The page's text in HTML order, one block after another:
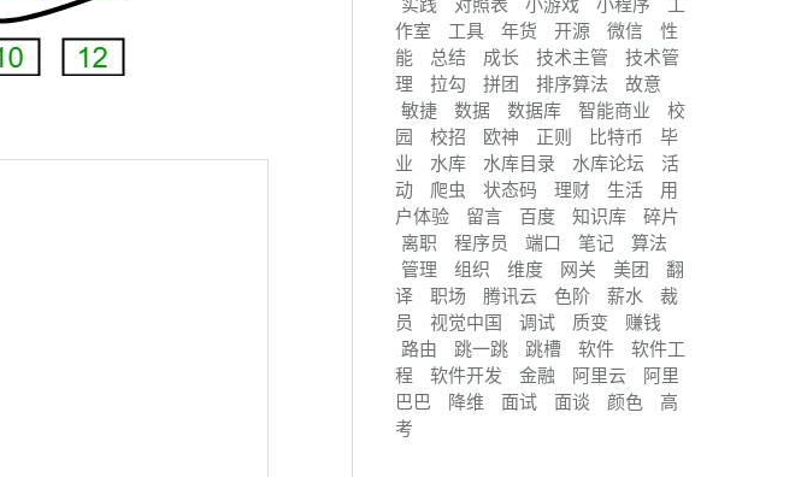
作室
工具 年货 开源 微信
性
能
总结 成长 技术主管
技术管
理
拉勾 拼团 排序算法
故意
敏捷
数据 数据库 智能商业
校
园
校招 欧神 正则 比特币
毕
业
水库 水库目录 水库论坛
活
动
爬虫 状态码 理财 生活
用
户体验
留言 百度 知识库
碎片
离职
程序员 端口 笔记
算法
管理
组织 维度 网关 美团
翻
译
职场 腾讯云 色阶 薪水
裁
员
视觉中国 调试 质变
赚钱
路由
跳一跳 跳槽 软件
软件工
程
软件开发 金融 阿里云
阿里
巴巴
降维 面试 面谈 颜色
高
考